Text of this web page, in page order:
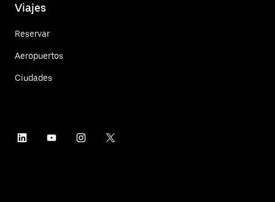
Viajes
Reservar
Aeropuertos
Ciudades